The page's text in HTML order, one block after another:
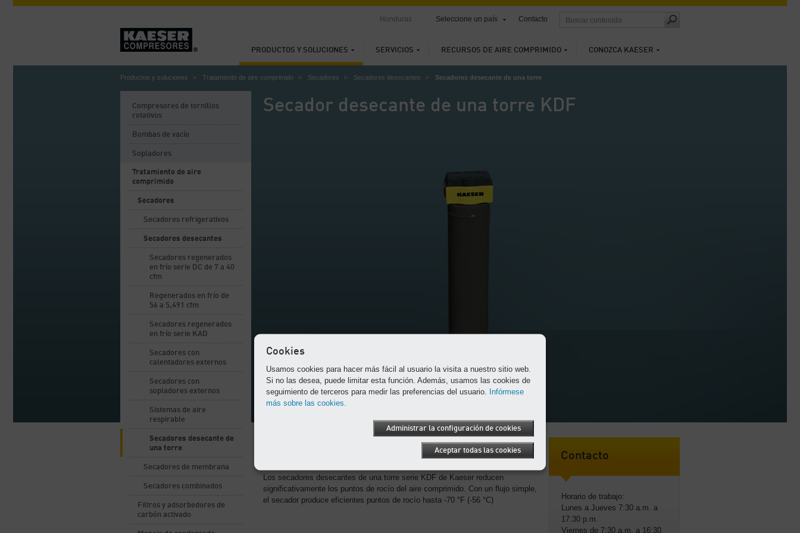
PRODUCTOS Y SOLUCIONES SERVICIOS RECURSOS DE AIRE COMPRIMIDO CONOZCA KAESER
Honduras Seleccione un país Contacto
Productos y soluciones Tratamiento de aire comprimido Secadores Secadores desecantes Secadores desecante de una torre
Secador desecante de una torre KDF
Compresores de tornillos
rotativos
Bombas de vacío
Sopladores
Tratamiento de aire
comprimido
Secadores
Secadores refrigerativos
Secadores desecantes
Secadores regenerados
en frío serie DC de 7 a 40
cfm
Regenerados en frío de
56 a 5,491 cfm
Secadores regenerados
en frío serie KAD
Secadores con
calentadores externos
Secadores con
sopladores externos
Sistemas de aire
respirable
Secadores desecante de
una torre
Secadores de membrana
Secadores combinados
Filtros y adsorbedores de
carbón activado
Desde 5 hasta 30 scfm @100 psig
Punto de rocío hasta -40 °F (-40°C)
Los secadores desecantes de una torre serie KDF de Kaeser reducen
significativamente los puntos de rocío del aire comprimido. Con un flujo simple,
el secador produce eficientes puntos de rocío hasta -70 °F (-56 °C)
Contacto
Horario de trabajo:
Lunes a Jueves 7:30 a.m. a
17:30 p.m.
Viernes de 7:30 a.m. a 16:30
Cookies
Usamos cookies para hacer más fácil al usuario la visita a nuestro sitio web.
Si no las desea, puede limitar esta función. Además, usamos las cookies de
seguimiento de terceros para medir las preferencias del usuario. Infórmese
más sobre las cookies.
Administrar la configuración de cookies
Aceptar todas las cookies